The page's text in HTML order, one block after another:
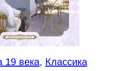
19 века, Классика